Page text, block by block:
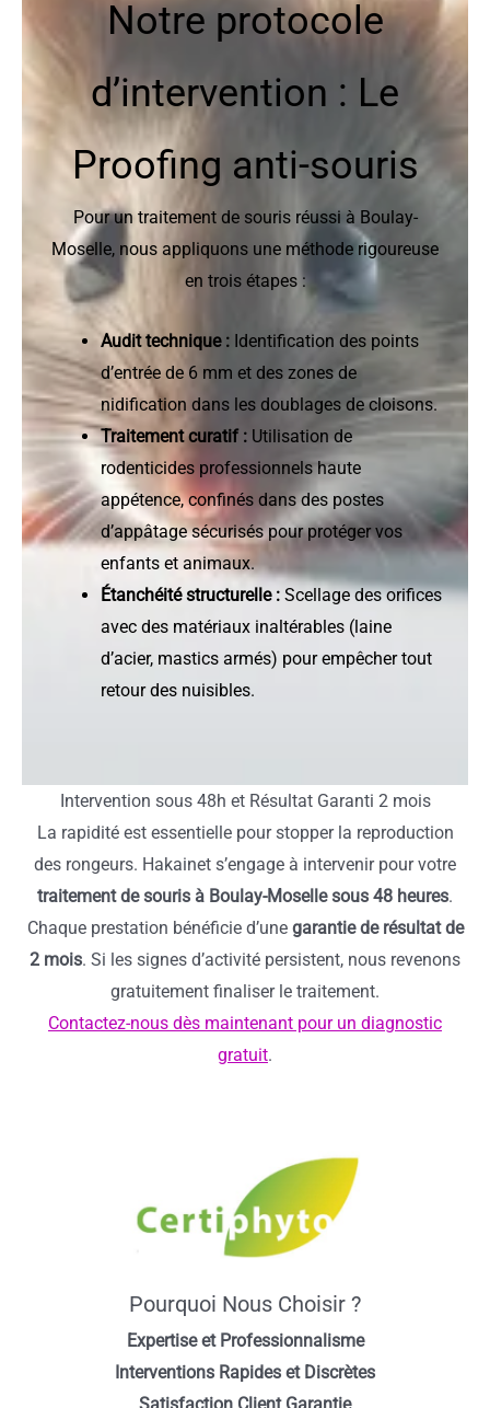
Notre protocole
d’intervention : Le
Proofing anti-souris
Pour un traitement de souris réussi à Boulay-
Moselle, nous appliquons une méthode rigoureuse
en trois étapes :
Audit technique : Identification des points
d’entrée de 6 mm et des zones de
nidification dans les doublages de cloisons.
Traitement curatif : Utilisation de
rodenticides professionnels haute
appétence, confinés dans des postes
d’appâtage sécurisés pour protéger vos
enfants et animaux.
Étanchéité structurelle : Scellage des orifices
avec des matériaux inaltérables (laine
d’acier, mastics armés) pour empêcher tout
retour des nuisibles.
Intervention sous 48h et Résultat Garanti 2 mois
La rapidité est essentielle pour stopper la reproduction
des rongeurs. Hakainet s’engage à intervenir pour votre
traitement de souris à Boulay-Moselle sous 48 heures.
Chaque prestation bénéficie d’une garantie de résultat de
2 mois. Si les signes d’activité persistent, nous revenons
gratuitement finaliser le traitement.
Contactez-nous dès maintenant pour un diagnostic
gratuit.
Pourquoi Nous Choisir ?
Expertise et Professionnalisme
Interventions Rapides et Discrètes